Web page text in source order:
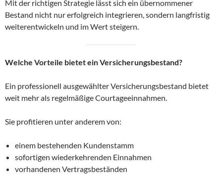
Mit der richtigen Strategie lässt sich ein übernommener
Bestand nicht nur erfolgreich integrieren, sondern langfristig
weiterentwickeln und im Wert steigern.
Welche Vorteile bietet ein Versicherungsbestand?
Ein professionell ausgewählter Versicherungsbestand bietet
weit mehr als regelmäßige Courtageeinnahmen.
Sie profitieren unter anderem von:
einem bestehenden Kundenstamm
sofortigen wiederkehrenden Einnahmen
vorhandenen Vertragsbeständen